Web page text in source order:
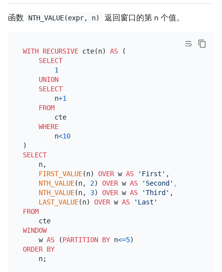
函数 NTH_VALUE(expr, n) 返回窗口的第 n 个值。
WITH RECURSIVE cte(n) AS (
SELECT
1
UNION
SELECT
        n
+1
FROM
        cte
WHERE
        n
<10
SELECT
    n,
FIRST_VALUE(n) OVER w AS 'First' ,
NTH_VALUE(n, 2) OVER w AS 'Second' ,
NTH_VALUE(n, 3) OVER w AS 'Third' ,
LAST_VALUE(n) OVER w AS
'Last'
FROM
    cte
WINDOW
    w
AS (PARTITION BY n<=5
ORDER BY